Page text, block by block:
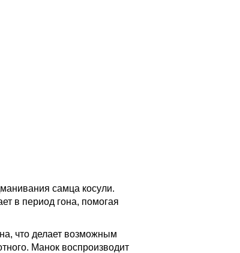
самца косули.
в период гона, помогая
что делает возможным
Манок воспроизводит